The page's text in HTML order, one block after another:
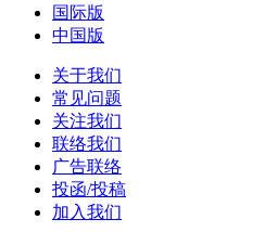
国际版
中国版
关于我们
常见问题
关注我们
联络我们
广告联络
投函/投稿
加入我们